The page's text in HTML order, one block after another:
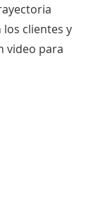
clientes y
video para